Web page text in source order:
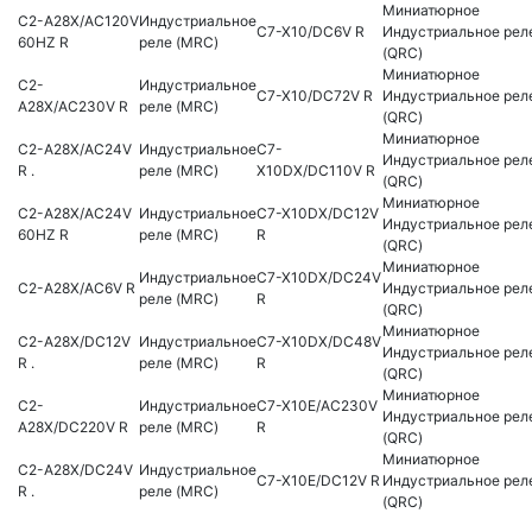
C2-A28X/AC120V
60HZ R
Индустриальное
реле (MRC)
C7-X10/DC6V R
Миниатюрное
Индустриальное
(QRC)
C2-
A28X/AC230V R
Индустриальное
реле (MRC)
C7-X10/DC72V R
Миниатюрное
Индустриальное
(QRC)
C2-A28X/AC24V
R .
Индустриальное
реле (MRC)
C7-
X10DX/DC110V R
Миниатюрное
Индустриальное
(QRC)
C2-A28X/AC24V
60HZ R
Индустриальное
реле (MRC)
C7-X10DX/DC12V
R
Миниатюрное
Индустриальное
(QRC)
C2-A28X/AC6V R
Индустриальное
реле (MRC)
C7-X10DX/DC24V
R
Миниатюрное
Индустриальное
(QRC)
C2-A28X/DC12V
R .
Индустриальное
реле (MRC)
C7-X10DX/DC48V
R
Миниатюрное
Индустриальное
(QRC)
C2-
A28X/DC220V R
Индустриальное
реле (MRC)
C7-X10E/AC230V
R
Миниатюрное
Индустриальное
(QRC)
C2-A28X/DC24V
R .
Индустриальное
реле (MRC)
C7-X10E/DC12V R
Миниатюрное
Индустриальное
(QRC)